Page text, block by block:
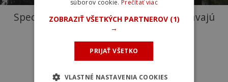
Specialized a Fjällräven sa spojili a vydávajú
spoločné oblečenie a tašky
súborov cookie. Prečítať viac
ZOBRAZIŤ VŠETKÝCH PARTNEROV (1)
→
PRIJAŤ VŠETKO
VLASTNÉ NASTAVENIA COOKIES